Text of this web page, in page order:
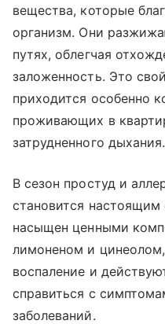
вещества, которые
организм. Они
путях, облегчая
заложенность. Это
приходится особенно
проживающих в
затрудненного дыхания.
В сезон простуд и
становится
насыщен ценными
лимоненом и
воспаление и
справиться с
заболеваний.